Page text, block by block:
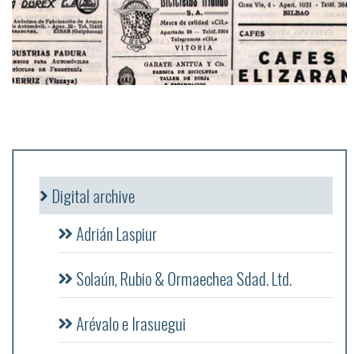
Digital archive
Adrián Laspiur
Solaún, Rubio & Ormaechea Sdad. Ltd.
Arévalo e Irasuegui